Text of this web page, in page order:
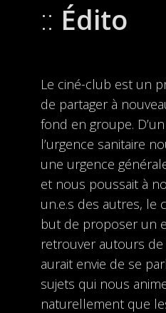
Édito
Le ciné-club est un
de partager à
fond en groupe.
l’urgence sanitaire
une urgence
et nous poussait à
un.e.s des autres, le
but de proposer un
retrouver autours
aurait envie de se
sujets qui nous
naturellement que